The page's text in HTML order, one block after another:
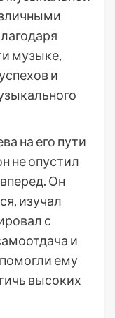
музыке,
и
на его пути
не опустил
Он
изучал
с
и
ему
высоких